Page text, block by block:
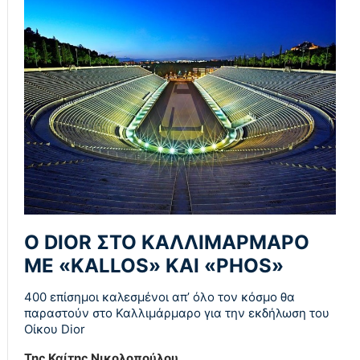
Ο DIOR ΣΤΟ ΚΑΛΛΙΜΑΡΜΑΡΟ
ΜΕ «KALLOS» ΚΑΙ «PHOS»
400 επίσημοι καλεσμένοι απ’ όλο τον κόσμο θα
παραστούν στο Καλλιμάρμαρο για την εκδήλωση του
Οίκου Dior